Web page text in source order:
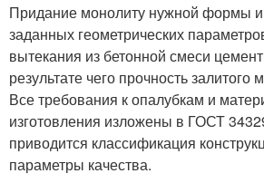
Придание монолиту нужной формы
заданных геометрических
вытекания из бетонной смеси
результате чего прочность залитого
Все требования к опалубкам и
изготовления изложены в ГОСТ
приводится классификация
параметры качества.